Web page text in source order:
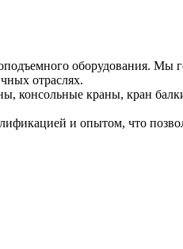
оборудования. Мы
отраслях.
консольные краны, кран
и опытом, что